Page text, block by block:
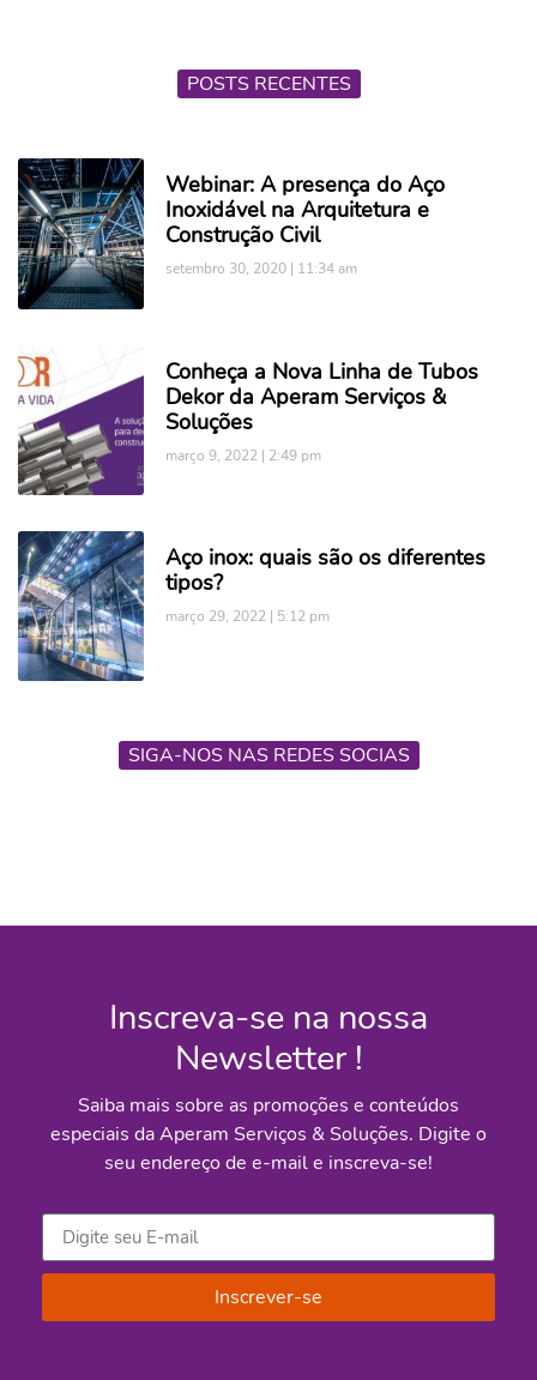
POSTS RECENTES
Webinar: A presença do Aço
Inoxidável na Arquitetura e
Construção Civil
setembro 30, 2020 11:34 am
Conheça a Nova Linha de Tubos
Dekor da Aperam Serviços &
Soluções
março 9, 2022 2:49 pm
Aço inox: quais são os diferentes
tipos?
março 29, 2022 5:12 pm
SIGA-NOS NAS REDES SOCIAS
Inscreva-se na nossa
Newsletter !
Saiba mais sobre as promoções e conteúdos
especiais da Aperam Serviços & Soluções. Digite o
seu endereço de e-mail e inscreva-se!
Inscrever-se